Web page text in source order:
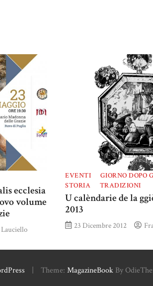
ecclesia
volume
Lauciello
EVENTI
GIORNO DOPO
STORIA
TRADIZIONI
U calèndarie de la
2013
23 Dicembre 2012
Theme: MagazineBook By